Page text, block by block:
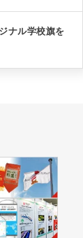
ナル学校旗を